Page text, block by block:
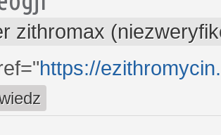
zithromax
https://